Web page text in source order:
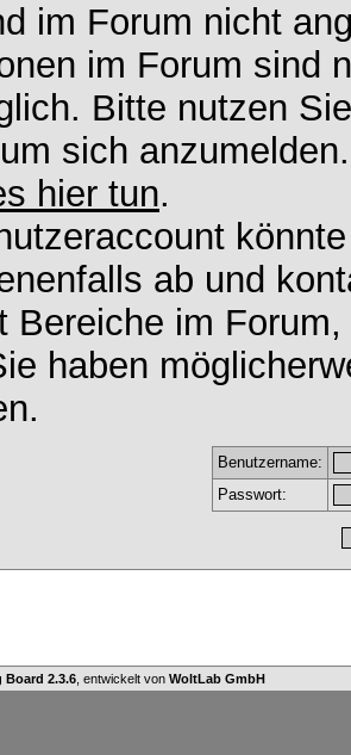
im Forum nicht
im Forum sind
Bitte nutzen
sich
hier tun.
ab und
Bereiche im
haben
Benutzername:
Passwort:
Board 2.3.6 , entwickelt von WoltLab GmbH